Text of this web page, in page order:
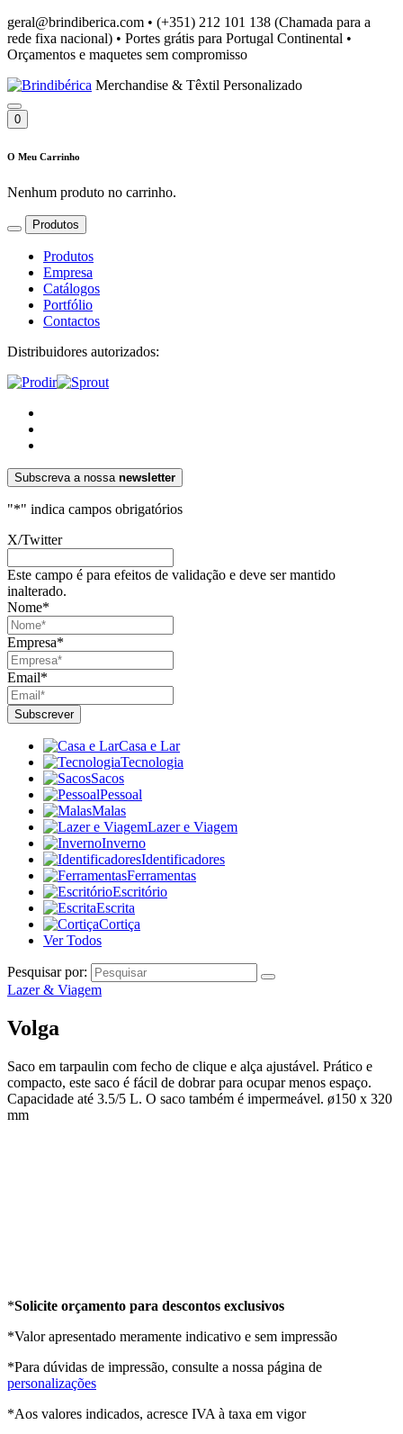
geral@brindiberica.com • (+351) 212 101 138 (Chamada para a
rede fixa nacional) • Portes grátis para Portugal Continental •
Orçamentos e maquetes sem compromisso
Merchandise & Têxtil Personalizado
0
O Meu Carrinho
Nenhum produto no carrinho.
Produtos
Produtos
Empresa
Catálogos
Portfólio
Contactos
Distribuidores autorizados:
Subscreva a nossa newsletter
"*" indica campos obrigatórios
X/Twitter
Este campo é para efeitos de validação e deve ser mantido
inalterado.
Nome*
Empresa*
Email*
Casa e Lar
Tecnologia
Sacos
Pessoal
Malas
Lazer e Viagem
Inverno
Identificadores
Ferramentas
Escritório
Escrita
Cortiça
Ver Todos
Pesquisar por:
Lazer & Viagem
Volga
Saco em tarpaulin com fecho de clique e alça ajustável. Prático e
compacto, este saco é fácil de dobrar para ocupar menos espaço.
Capacidade até 3.5/5 L. O saco também é impermeável. ø150 x 320
mm
*Solicite orçamento para descontos exclusivos
*Valor apresentado meramente indicativo e sem impressão
*Para dúvidas de impressão, consulte a nossa página de
personalizações
*Aos valores indicados, acresce IVA à taxa em vigor